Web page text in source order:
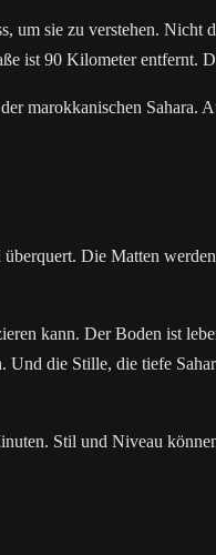
um sie zu verstehen.
ist 90 Kilometer
marokkanischen
Die Matten
kann. Der Boden ist
die Stille, die tiefe
Stil und Niveau